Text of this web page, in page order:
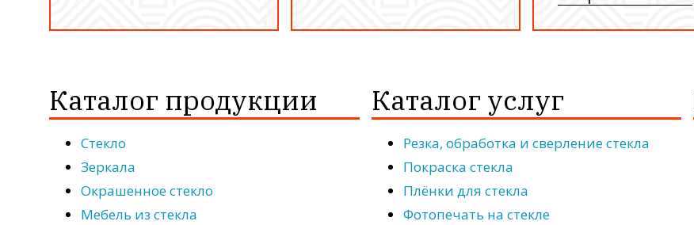
Каталог продукции
Стекло
Зеркала
Окрашенное стекло
Мебель из стекла
Каталог услуг
Резка, обработка и сверление стекла
Покраска стекла
Плёнки для стекла
Фотопечать на стекле